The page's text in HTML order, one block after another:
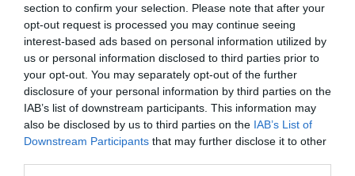
section to confirm your selection. Please note that after your
opt-out request is processed you may continue seeing
interest-based ads based on personal information utilized by
us or personal information disclosed to third parties prior to
your opt-out. You may separately opt-out of the further
disclosure of your personal information by third parties on the
IAB’s list of downstream participants. This information may
also be disclosed by us to third parties on the IAB’s List of
Downstream Participants that may further disclose it to other